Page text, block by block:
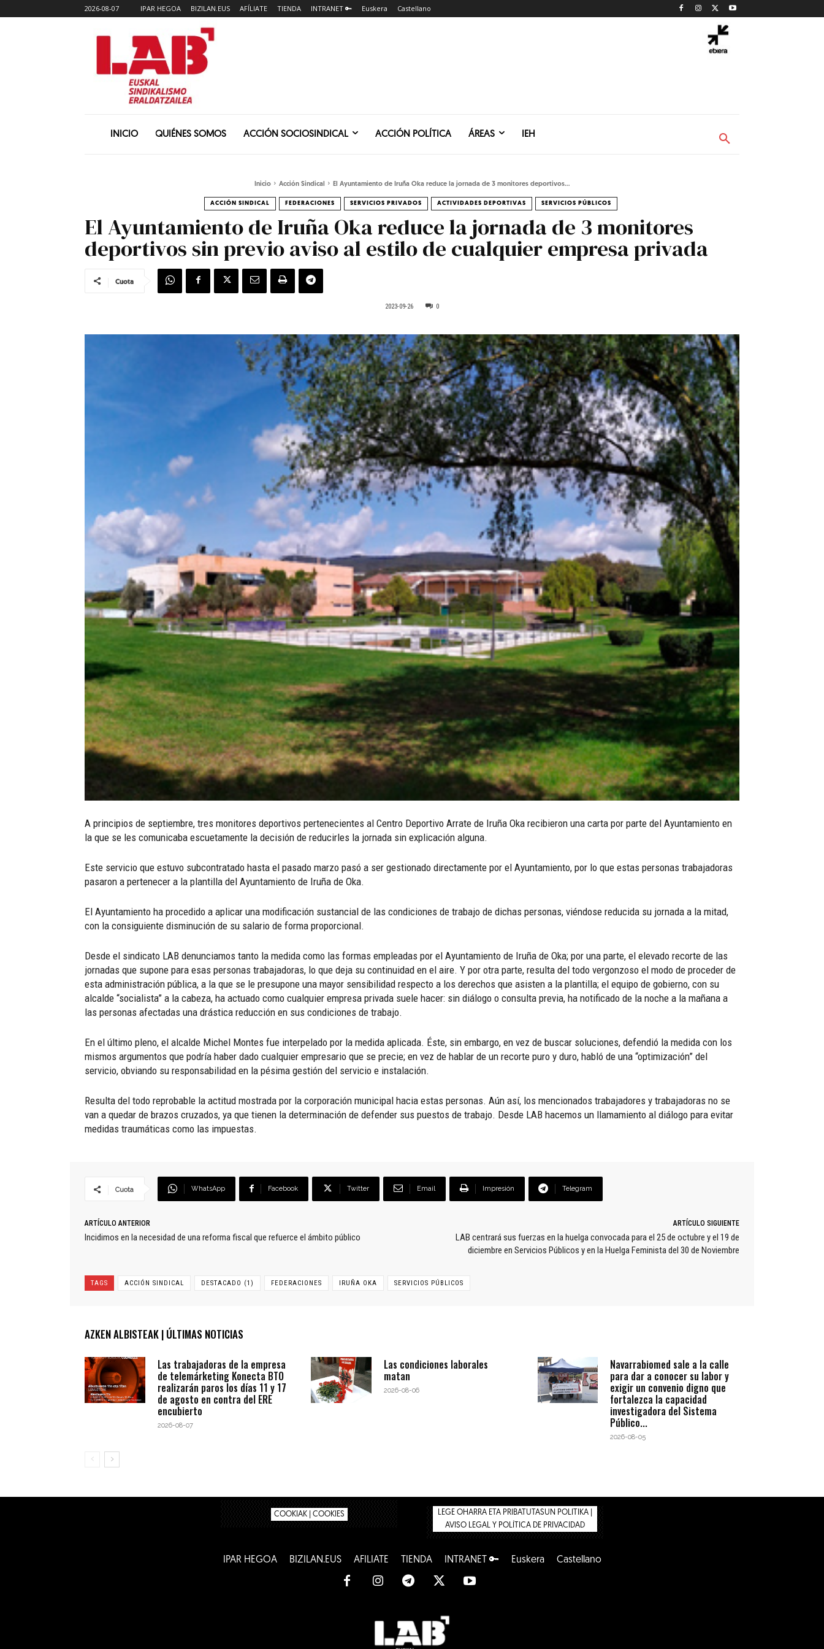
2026-08-07 IPAR HEGOA BIZILAN.EUS AFÍLIATE TIENDA INTRANET 🔑 Euskera Castellano
INICIO QUIÉNES SOMOS ACCIÓN SOCIOSINDICAL ACCIÓN POLÍTICA ÁREAS IEH
Inicio Acción Sindical El Ayuntamiento de Iruña Oka reduce la jornada de 3 monitores deportivos...
ACCIÓN SINDICAL FEDERACIONES SERVICIOS PRIVADOS ACTIVIDADES DEPORTIVAS SERVICIOS PÚBLICOS
El Ayuntamiento de Iruña Oka reduce la jornada de 3 monitores
deportivos sin previo aviso al estilo de cualquier empresa privada
Cuota
2023-09-26 0
A principios de septiembre, tres monitores deportivos pertenecientes al Centro Deportivo Arrate de Iruña Oka recibieron una carta por parte del Ayuntamiento en
la que se les comunicaba escuetamente la decisión de reducirles la jornada sin explicación alguna.
Este servicio que estuvo subcontratado hasta el pasado marzo pasó a ser gestionado directamente por el Ayuntamiento, por lo que estas personas trabajadoras
pasaron a pertenecer a la plantilla del Ayuntamiento de Iruña de Oka.
El Ayuntamiento ha procedido a aplicar una modificación sustancial de las condiciones de trabajo de dichas personas, viéndose reducida su jornada a la mitad,
con la consiguiente disminución de su salario de forma proporcional.
Desde el sindicato LAB denunciamos tanto la medida como las formas empleadas por el Ayuntamiento de Iruña de Oka; por una parte, el elevado recorte de las
jornadas que supone para esas personas trabajadoras, lo que deja su continuidad en el aire. Y por otra parte, resulta del todo vergonzoso el modo de proceder de
esta administración pública, a la que se le presupone una mayor sensibilidad respecto a los derechos que asisten a la plantilla; el equipo de gobierno, con su
alcalde “socialista” a la cabeza, ha actuado como cualquier empresa privada suele hacer: sin diálogo o consulta previa, ha notificado de la noche a la mañana a
las personas afectadas una drástica reducción en sus condiciones de trabajo.
En el último pleno, el alcalde Michel Montes fue interpelado por la medida aplicada. Éste, sin embargo, en vez de buscar soluciones, defendió la medida con los
mismos argumentos que podría haber dado cualquier empresario que se precie; en vez de hablar de un recorte puro y duro, habló de una “optimización” del
servicio, obviando su responsabilidad en la pésima gestión del servicio e instalación.
Resulta del todo reprobable la actitud mostrada por la corporación municipal hacia estas personas. Aún así, los mencionados trabajadores y trabajadoras no se
van a quedar de brazos cruzados, ya que tienen la determinación de defender sus puestos de trabajo. Desde LAB hacemos un llamamiento al diálogo para evitar
medidas traumáticas como las impuestas.
Cuota WhatsApp Facebook Twitter Email Impresión Telegram
ARTÍCULO ANTERIOR
Incidimos en la necesidad de una reforma fiscal que refuerce el ámbito público
ARTÍCULO SIGUIENTE
LAB centrará sus fuerzas en la huelga convocada para el 25 de octubre y el 19 de
diciembre en Servicios Públicos y en la Huelga Feminista del 30 de Noviembre
TAGS ACCIÓN SINDICAL DESTACADO (1) FEDERACIONES IRUÑA OKA SERVICIOS PÚBLICOS
AZKEN ALBISTEAK | ÚLTIMAS NOTICIAS
Las trabajadoras de la empresa
de telemárketing Konecta BTO
realizarán paros los días 11 y 17
de agosto en contra del ERE
encubierto
2026-08-07
Las condiciones laborales
matan
2026-08-06
Navarrabiomed sale a la calle
para dar a conocer su labor y
exigir un convenio digno que
fortalezca la capacidad
investigadora del Sistema
Público...
2026-08-05
COOKIAK | COOKIES
LEGE OHARRA ETA PRIBATUTASUN POLITIKA |
AVISO LEGAL Y POLÍTICA DE PRIVACIDAD
IPAR HEGOA BIZILAN.EUS AFÍLIATE TIENDA INTRANET 🔑 Euskera Castellano